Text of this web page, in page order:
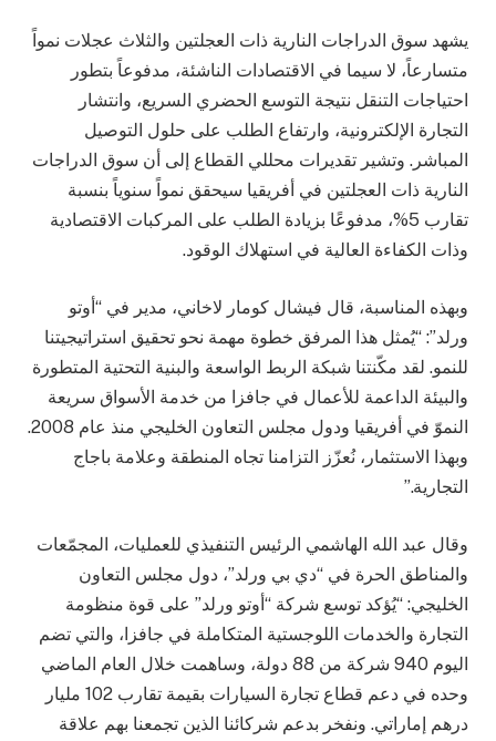
يشهد سوق الدراجات النارية ذات العجلتين والثلاث عجلات نمواً
متسارعاً، لا سيما في الاقتصادات الناشئة، مدفوعاً بتطور
احتياجات التنقل نتيجة التوسع الحضري السريع، وانتشار
التجارة الإلكترونية، وارتفاع الطلب على حلول التوصيل
المباشر. وتشير تقديرات محللي القطاع إلى أن سوق الدراجات
النارية ذات العجلتين في أفريقيا سيحقق نمواً سنوياً بنسبة
تقارب 5%، مدفوعًا بزيادة الطلب على المركبات الاقتصادية
وذات الكفاءة العالية في استهلاك الوقود.
وبهذه المناسبة، قال فيشال كومار لاخاني، مدير في “أوتو
ورلد”: “يُمثل هذا المرفق خطوة مهمة نحو تحقيق استراتيجيتنا
للنمو. لقد مكّنتنا شبكة الربط الواسعة والبنية التحتية المتطورة
والبيئة الداعمة للأعمال في جافزا من خدمة الأسواق سريعة
النموّ في أفريقيا ودول مجلس التعاون الخليجي منذ عام 2008.
وبهذا الاستثمار، نُعزّز التزامنا تجاه المنطقة وعلامة باجاج
التجارية.”
وقال عبد الله الهاشمي الرئيس التنفيذي للعمليات، المجمّعات
والمناطق الحرة في “دي بي ورلد”، دول مجلس التعاون
الخليجي: “يُؤكد توسع شركة “أوتو ورلد” على قوة منظومة
التجارة والخدمات اللوجستية المتكاملة في جافزا، والتي تضم
اليوم 940 شركة من 88 دولة، وساهمت خلال العام الماضي
وحده في دعم قطاع تجارة السيارات بقيمة تقارب 102 مليار
درهم إماراتي. ونفخر بدعم شركائنا الذين تجمعنا بهم علاقة